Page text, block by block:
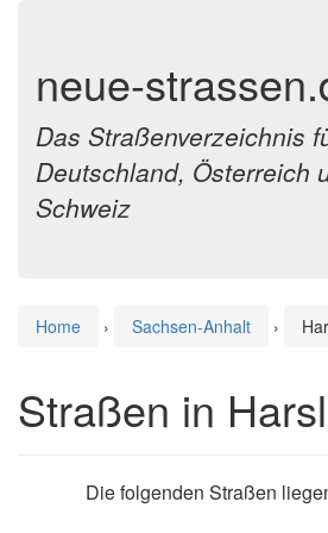
neue-
Das Straßenverzeichnis
Deutschland, Österreich
Schweiz
Home › Sachsen-Anhalt ›
Straßen in
Die folgenden Straßen